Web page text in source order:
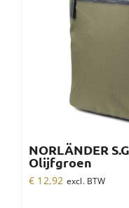
NORLÄNDER
Olijfgroen
€ 12,92 excl. BTW